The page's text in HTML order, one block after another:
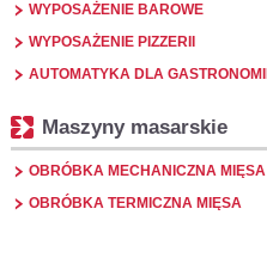
WYPOSAŻENIE BAROWE
WYPOSAŻENIE PIZZERII
AUTOMATYKA DLA GASTRONOMII
Maszyny masarskie
OBRÓBKA MECHANICZNA MIĘSA
OBRÓBKA TERMICZNA MIĘSA